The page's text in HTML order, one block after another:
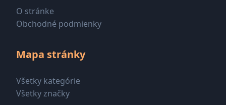
O stránke
Obchodné podmienky
Mapa stránky
Všetky kategórie
Všetky značky